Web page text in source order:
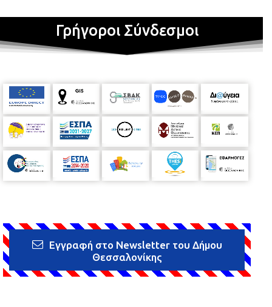
Γρήγοροι Σύνδεσμοι
Εγγραφή στο Newsletter του Δήμου
Θεσσαλονίκης